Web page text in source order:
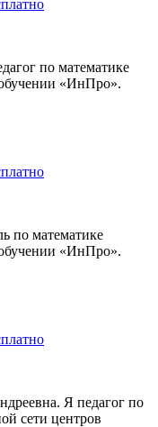
по математике
«ИнПро».
по математике
«ИнПро».
Я педагог по
сети центров